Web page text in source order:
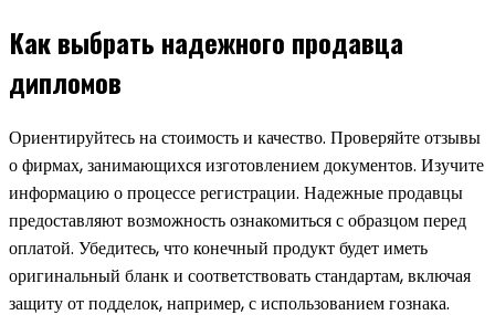
Как выбрать надежного продавца
дипломов
Ориентируйтесь на стоимость и качество. Проверяйте отзывы
о фирмах, занимающихся изготовлением документов. Изучите
информацию о процессе регистрации. Надежные продавцы
предоставляют возможность ознакомиться с образцом перед
оплатой. Убедитесь, что конечный продукт будет иметь
оригинальный бланк и соответствовать стандартам, включая
защиту от подделок, например, с использованием гознака.